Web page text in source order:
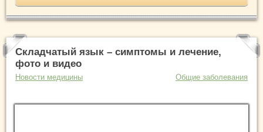
Складчатый язык – симптомы и лечение,
фото и видео
Новости медицины Общие заболевания